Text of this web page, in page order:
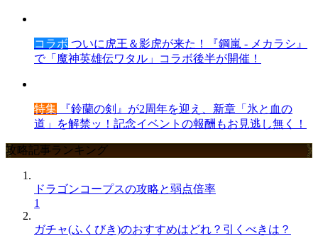
コラボ ついに虎王＆影虎が来た！『鋼嵐 - メカラシ』
で「魔神英雄伝ワタル」コラボ後半が開催！
特集 『鈴蘭の剣』が2周年を迎え、新章「氷と血の
道」を解禁ッ！記念イベントの報酬もお見逃し無く！
攻略記事ランキング
ドラゴンコープスの攻略と弱点倍率
1
ガチャ(ふくびき)のおすすめはどれ？引くべきは？